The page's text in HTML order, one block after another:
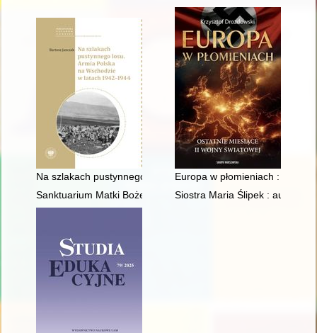
Na szlakach pustynnego losu : Armia Polska na Wschodzie w
Europa w płomieniach :
Sanktuarium Matki Bożej Pocieszenia : parafia św. Jana
Siostra Maria Ślipek :